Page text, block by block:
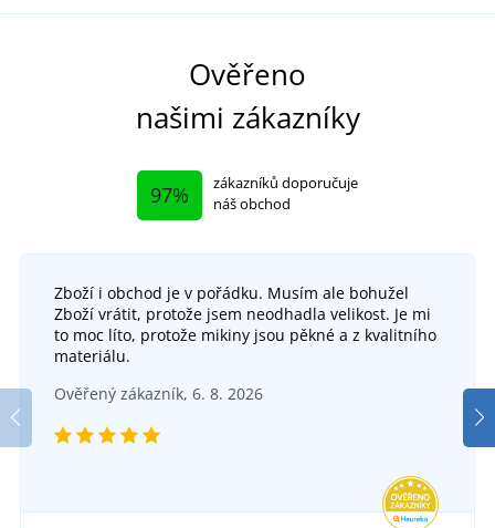
Ověřeno
našimi zákazníky
97%
zákazníků doporučuje
náš obchod
Zboží i obchod je v pořádku. Musím ale bohužel
Zboží vrátit, protože jsem neodhadla velikost. Je mi
to moc líto, protože mikiny jsou pěkné a z kvalitního
materiálu.
Ověřený zákazník, 6. 8. 2026